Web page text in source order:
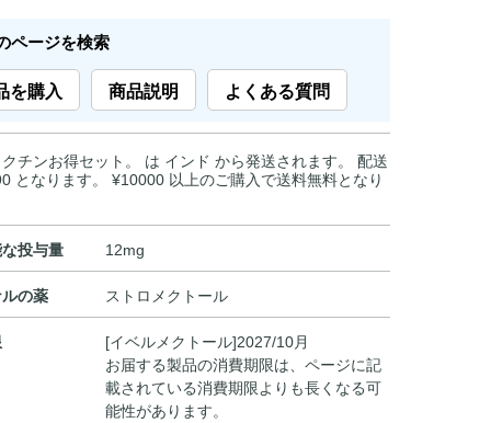
価
格
は
¥28,060
で
し
た。
の
価
格
は
¥23,900
で
す。
ページを検索
を購入 商品説明 よくある質問
チンお得セット。 は インド から発送されます。 配送
となります。 ¥10000 以上のご購入で送料無料となり
投与量 12mg
の薬 ストロメクトール
[イベルメクトール]2027/10月
お届する製品の消費期限は、ページに記
載されている消費期限よりも長くなる可
能性があります。